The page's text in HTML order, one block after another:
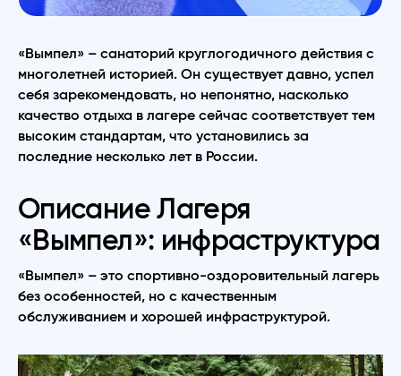
«Вымпел» – санаторий круглогодичного действия с
многолетней историей. Он существует давно, успел
себя зарекомендовать, но непонятно, насколько
качество отдыха в лагере сейчас соответствует тем
высоким стандартам, что установились за
последние несколько лет в России.
Описание Лагеря
«Вымпел»: инфраструктура
«Вымпел» – это спортивно-оздоровительный лагерь
без особенностей, но с качественным
обслуживанием и хорошей инфраструктурой.